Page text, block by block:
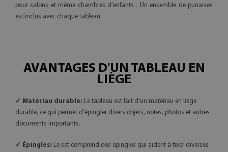
pour salons et même chambres d'enfants . Un ensemble de punaises
est inclus avec chaque tableau.
AVANTAGES D'UN TABLEAU EN
LIÈGE
✓ Matériau durable: Le tableau est fait d'un matériau en liège
durable, ce qui permet d'épingler divers objets, notes, photos et autres
documents importants.
✓ Épingles: Le set comprend des épingles qui aident à fixer diverses